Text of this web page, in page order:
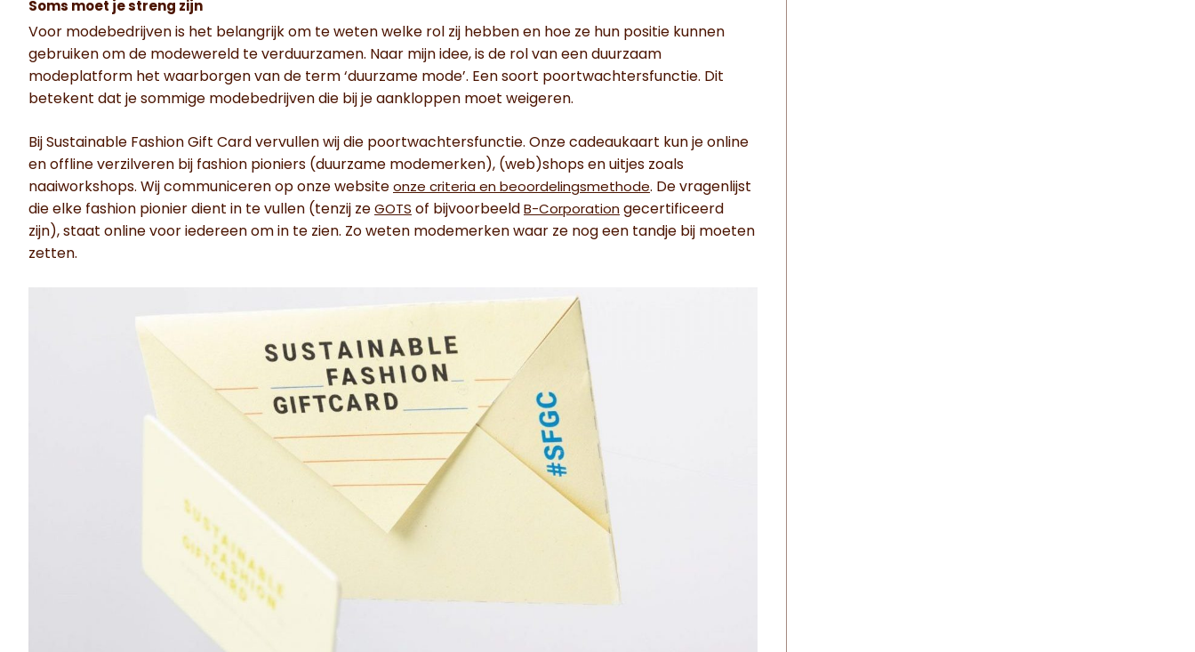
Soms moet je streng zijn
Voor modebedrijven is het belangrijk om te weten welke rol zij hebben en hoe ze hun positie kunnen
gebruiken om de modewereld te verduurzamen. Naar mijn idee, is de rol van een duurzaam
modeplatform het waarborgen van de term ‘duurzame mode’. Een soort poortwachtersfunctie. Dit
betekent dat je sommige modebedrijven die bij je aankloppen moet weigeren.
Bij Sustainable Fashion Gift Card vervullen wij die poortwachtersfunctie. Onze cadeaukaart kun je online
en offline verzilveren bij fashion pioniers (duurzame modemerken), (web)shops en uitjes zoals
naaiworkshops. Wij communiceren op onze website onze criteria en beoordelingsmethode. De vragenlijst
die elke fashion pionier dient in te vullen (tenzij ze GOTS of bijvoorbeeld B-Corporation gecertificeerd
zijn), staat online voor iedereen om in te zien. Zo weten modemerken waar ze nog een tandje bij moeten
zetten.